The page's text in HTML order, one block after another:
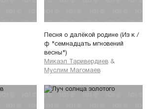
Песня о далёкой родине (Из к /
ф "семнадцать мгновений
весны")
Микаэл Таривердиев &
Муслим Магомаев